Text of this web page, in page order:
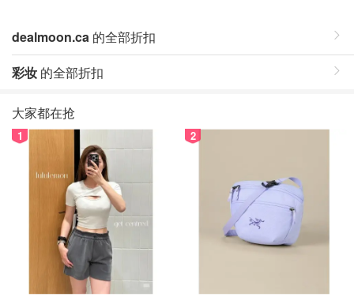
dealmoon.ca 的全部折扣
彩妆 的全部折扣
大家都在抢
1 2